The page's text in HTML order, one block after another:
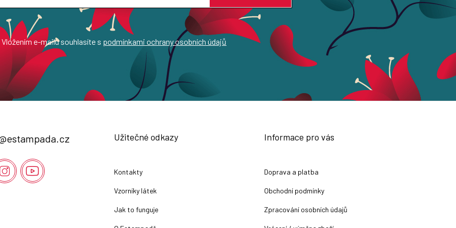
Vložením e-mailu souhlasíte s podmínkami ochrany osobních údajů
estampada.cz Užitečné odkazy
Kontakty
Vzorníky látek
Jak to funguje
Informace pro vás
Doprava a platba
Obchodní podmínky
Zpracování osobních údajů